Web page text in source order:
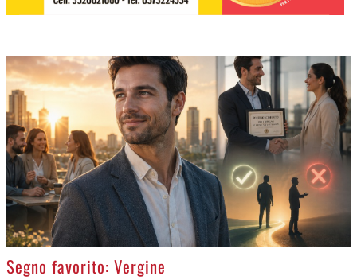
>
Segno favorito: Vergine